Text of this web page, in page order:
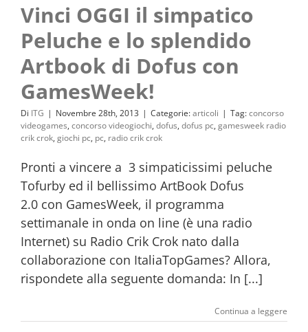
Vinci OGGI il simpatico
Peluche e lo splendido
Artbook di Dofus con
GamesWeek!
Di ITG | Novembre 28th, 2013 | Categorie:articoli | Tag:concorso
videogames, concorso videogiochi, dofus, dofus pc, gamesweek radio
crik crok, giochi pc, pc, radio crik crok
Pronti a vincere a 3 simpaticissimi peluche
Tofurby ed il bellissimo ArtBook Dofus
2.0 con GamesWeek, il programma
settimanale in onda on line (è una radio
Internet) su Radio Crik Crok nato dalla
collaborazione con ItaliaTopGames? Allora,
rispondete alla seguente domanda: In [...]
Continua a leggere